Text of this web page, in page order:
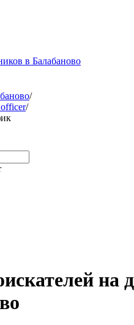
в Балабаново
/
/